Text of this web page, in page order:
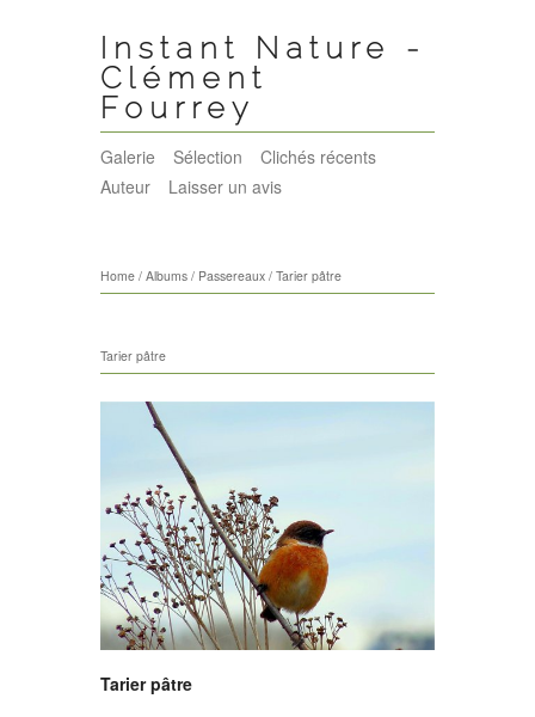
Instant Nature -
Clément
Fourrey
Galerie Sélection
Clichés récents
Auteur
Laisser un avis
Home / Albums / Passereaux / Tarier pâtre
Tarier pâtre
Tarier pâtre